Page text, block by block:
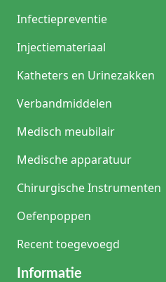
Infectiepreventie
Injectiemateriaal
Katheters en Urinezakken
Verbandmiddelen
Medisch meubilair
Medische apparatuur
Chirurgische Instrumenten
Oefenpoppen
Recent toegevoegd
Informatie